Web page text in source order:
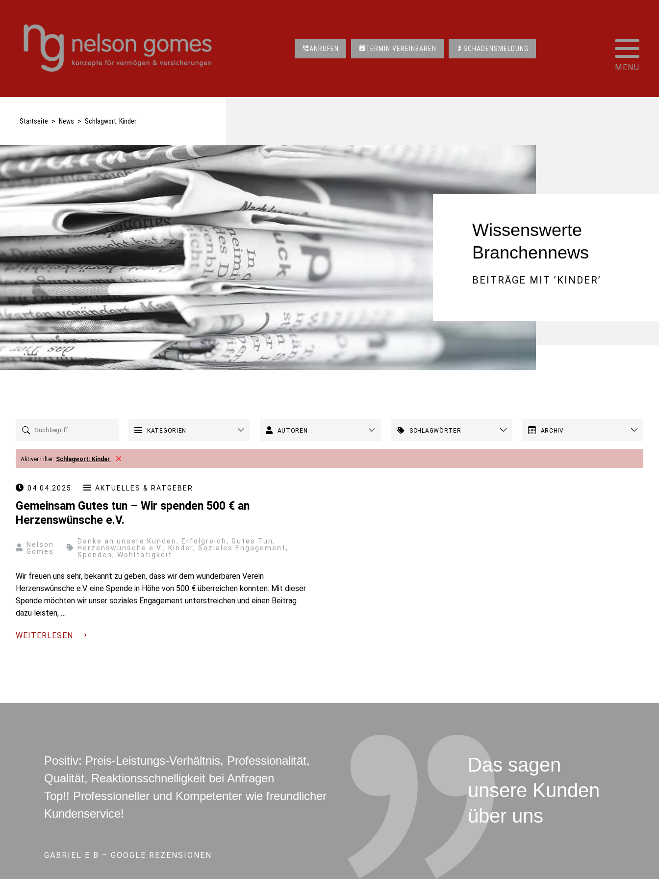
ANRUFEN TERMIN VEREINBAREN SCHADENSMELDUNG
Startseite News Schlagwort: Kinder
Wissenswerte
Branchennews
BEITRÄGE MIT ’ KINDER’
KATEGORIEN AUTOREN SCHLAGWÖRTER ARCHIV
Aktiver Filter: Schlagwort: Kinder
04.04.2025 AKTUELLES & RATGEBER
Gemeinsam Gutes tun – Wir spenden 500 € an
Herzenswünsche e.V.
Nelson
Gomes
Danke an unsere Kunden , Erfolgreich , Gutes Tun ,
Herzenswünsche e.V. , Kinder, Soziales Engagement ,
Spenden , Wohltätigkeit
Wir freuen uns sehr, bekannt zu geben, dass wir dem wunderbaren Verein
Herzenswünsche e.V. eine Spende in Höhe von 500 € überreichen konnten. Mit dieser
Spende möchten wir unser soziales Engagement unterstreichen und einen Beitrag
dazu leisten, …
WEITERLESEN ⟶
Das sagen
unsere Kunden
über uns
Positiv: Preis-Leistungs-Verhältnis, Professionalität,
Qualität, Reaktionsschnelligkeit bei Anfragen
Top!! Professioneller und Kompetenter wie freundlicher
Kundenservice!
GABRIEL E B – GOOGLE REZENSIONEN